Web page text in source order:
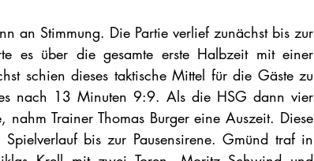
an Stimmung. Die Partie verlief zunächst bis zur
es über die gesamte erste Halbzeit mit einer
schien dieses taktische Mittel für die Gäste zu
nach 13 Minuten 9:9. Als die HSG dann vier
Trainer Thomas Burger eine Auszeit. Diese
bis zur Pausensirene. Gmünd traf in